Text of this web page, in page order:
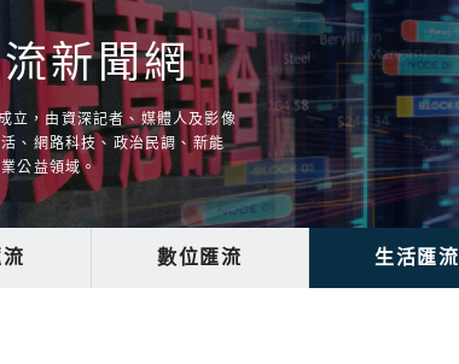
新聞網
立，由資深記者、媒體人及影像
、網路科技、政治民調、新能
公益領域。
數位匯流 生活匯流